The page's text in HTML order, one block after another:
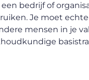
bedrijf of
Je moet
mensen in je